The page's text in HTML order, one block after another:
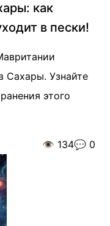
как
в пески!
Сахары. Узнайте
этого
👁️ 134💬 0